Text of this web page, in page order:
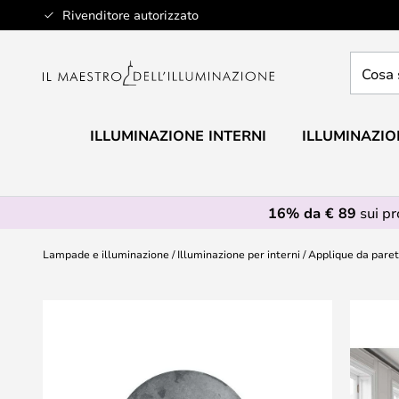
Rivenditore autorizzato
Salta
al
stai
ILLUMINAZIONE INTERNI
16% da € 89 sui
Lampade e illuminazione Illuminazione per interni Applique da